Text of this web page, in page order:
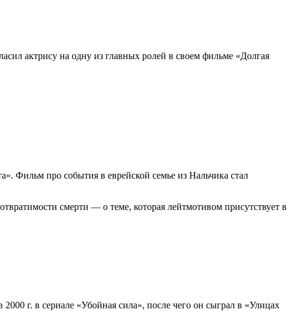
актрису на одну из главных ролей в своем фильме «Долгая
Фильм про события в еврейской семье из Нальчика стал
смерти — о теме, которая лейтмотивом присутствует в
г. в сериале «Убойная сила», после чего он сыграл в «Улицах